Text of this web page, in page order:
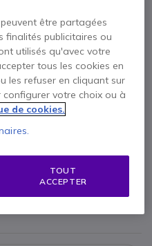
: maintien optimal de la main
d'exploitation Windows et
1 X Pile AA
être partagées
finalités publicitaires ou
utilisés qu'avec votre
tous les cookies en
les refuser en cliquant sur
votre choix ou à
de cookies.
TOUT
ACCEPTER